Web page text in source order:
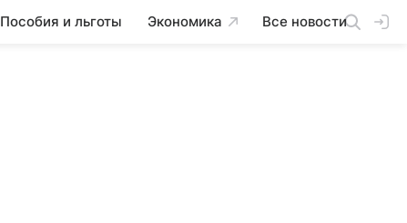
Пособия и льготы Экономика Все новости